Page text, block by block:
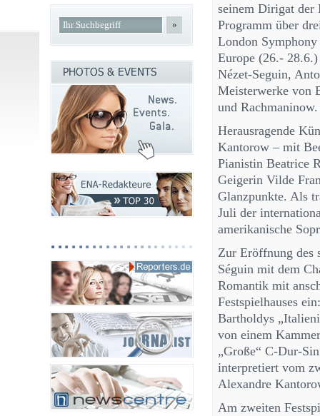
seinem Dirigat der
Programm über
London
Europe (26.-
Nézet-Seguin,
Meisterwerke von
und Rachmaninow.
Herausragende
Kantorow – mit
Pianistin Beatrice
Geigerin Vilde
Glanzpunkte. Als
Juli der
amerikanische
Zur Eröffnung des
Séguin mit dem
Romantik mit
Festspielhauses
Bartholdys
von einem
„Große“ C-Dur-
interpretiert vom
Alexandre
Am zweiten
»